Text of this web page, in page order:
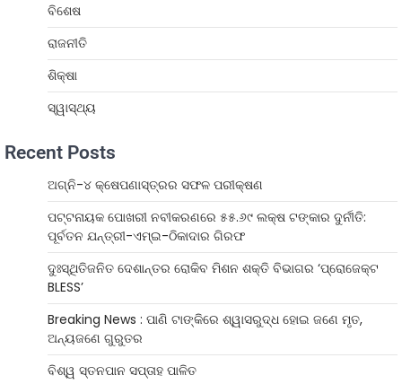
ବିଶେଷ
ରାଜନୀତି
ଶିକ୍ଷା
ସ୍ୱାସ୍ଥ୍ୟ
Recent Posts
ଅଗ୍ନି-୪ କ୍ଷେପଣାସ୍ତ୍ରର ସଫଳ ପରୀକ୍ଷଣ
ପଟ୍ଟନାୟକ ପୋଖରୀ ନବୀକରଣରେ ୫୫.୬୯ ଲକ୍ଷ ଟଙ୍କାର ଦୁର୍ନୀତି:
ପୂର୍ବତନ ଯନ୍ତ୍ରୀ-ଏମ୍‌ଇ-ଠିକାଦାର ଗିରଫ
ଦୁଃସ୍ଥିତିଜନିତ ଦେଶାନ୍ତର ରୋକିବ ମିଶନ ଶକ୍ତି ବିଭାଗର ‘ପ୍ରୋଜେକ୍ଟ
BLESS’
Breaking News : ପାଣି ଟାଙ୍କିରେ ଶ୍ୱାସରୁଦ୍ଧ ହୋଇ ଜଣେ ମୃତ,
ଅନ୍ୟଜଣେ ଗୁରୁତର
ବିଶ୍ୱ ସ୍ତନପାନ ସପ୍ତାହ ପାଳିତ